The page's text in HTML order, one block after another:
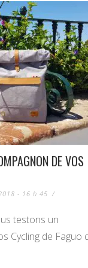
DE VOS
- 16 h 45 /
testons un
Cycling de Faguo